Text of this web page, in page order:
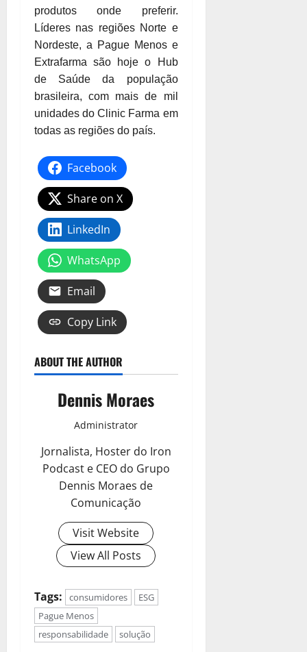
produtos onde preferir.
Líderes nas regiões Norte e
Nordeste, a Pague Menos e
Extrafarma são hoje o Hub
de Saúde da população
brasileira, com mais de mil
unidades do Clinic Farma em
todas as regiões do país.
Facebook
Share on X
LinkedIn
WhatsApp
Email
Copy Link
ABOUT THE AUTHOR
Dennis Moraes
Administrator
Jornalista, Hoster do Iron
Podcast e CEO do Grupo
Dennis Moraes de
Comunicação
Visit Website
View All Posts
Tags: consumidores
ESG
Pague Menos
responsabilidade
solução